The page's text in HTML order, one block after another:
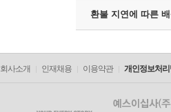
환불 지연에 따른
회사소개 인재채용 이용약관 개인정보처리